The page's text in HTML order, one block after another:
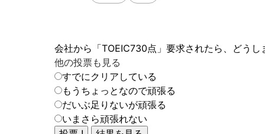
会社から「TOEIC730点」要求されたら、どうし
他の投票も見る
すでにクリアしている
もうちょっとなので頑張る
だいぶ足りないが頑張る
いまさら頑張れない